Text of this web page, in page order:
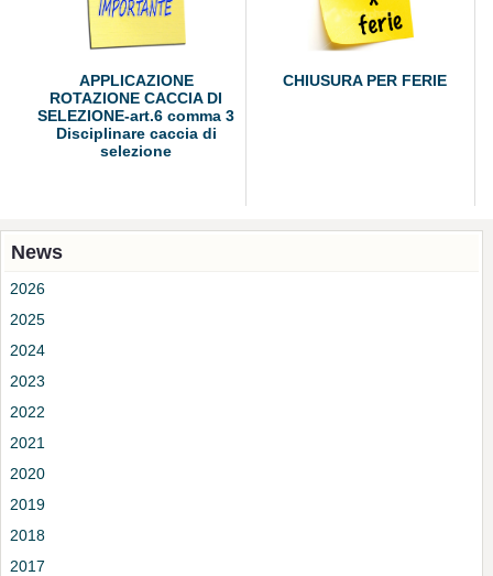
APPLICAZIONE
ROTAZIONE CACCIA DI
SELEZIONE-art.6 comma 3
Disciplinare caccia di
selezione
CHIUSURA PER FERIE
News
2026
2025
2024
2023
2022
2021
2020
2019
2018
2017